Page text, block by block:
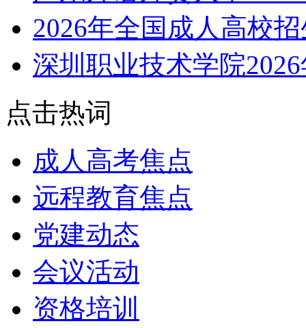
2026年全国成人高校
深圳职业技术学院
点击热词
成人高考焦点
远程教育焦点
党建动态
会议活动
资格培训